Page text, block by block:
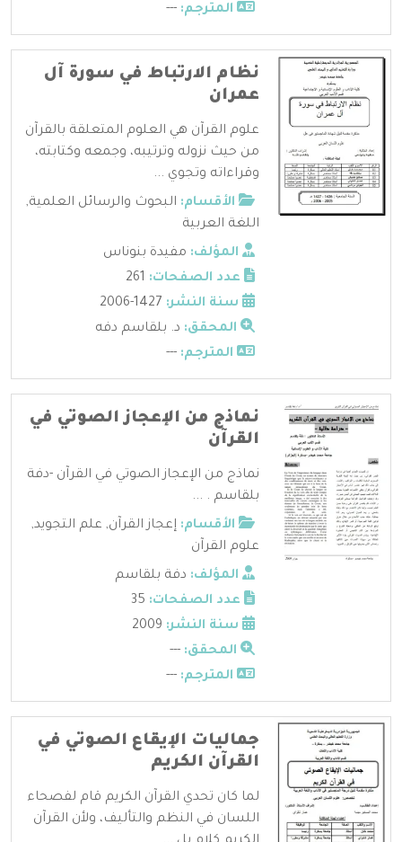
المترجم: ---
نظام الارتباط في سورة آل
عمران
علوم القرآن هي العلوم المتعلقة بالقرآن
من حيث نزوله وترتيبه، وجمعه وكتابته،
وقراءاته وتجوي ...
الأقسام: البحوث والرسائل العلمية,
اللغة العربية
المؤلف: مفيدة بنوناس
عدد الصفحات:
سنة النشر:
المحقق: د. بلقاسم دفه
المترجم: ---
نماذج من الإعجاز الصوتي في
القرآن
نماذج من الإعجاز الصوتي في القرآن -دفة
بلقاسم . ...
الأقسام: إعجاز القرآن, علم التجويد,
علوم القرآن
المؤلف: دفة بلقاسم
عدد الصفحات:
سنة النشر:
المحقق: ---
المترجم: ---
جماليات الإيقاع الصوتي في
القرآن الكريم
لما كان تحدي القرآن الكريم قام لفصحاء
اللسان في النظم والتأليف، ولأن القرآن